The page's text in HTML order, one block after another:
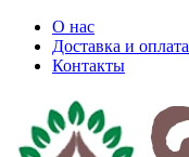
О нас
Доставка и оплата
Контакты